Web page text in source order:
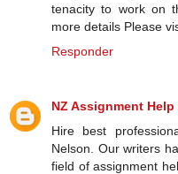
tenacity to work on
more details Please
Responder
NZ Assignment Help
Hire best
Nelson. Our writers
field of assignment